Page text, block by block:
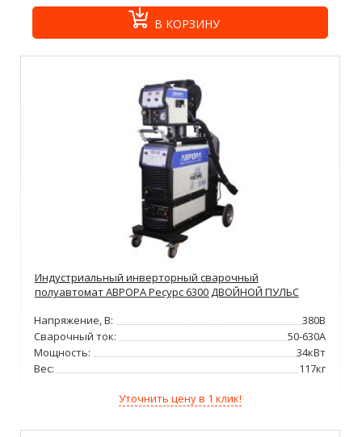
В КОРЗИНУ
Индустриальный инверторный сварочный
полуавтомат АВРОРА Ресурс 6300 ДВОЙНОЙ ПУЛЬС
Напряжение, В:
380В
Сварочный ток:
50-630А
Мощность:
34кВт
Вес:
117кг
Уточнить цену в 1 клик!